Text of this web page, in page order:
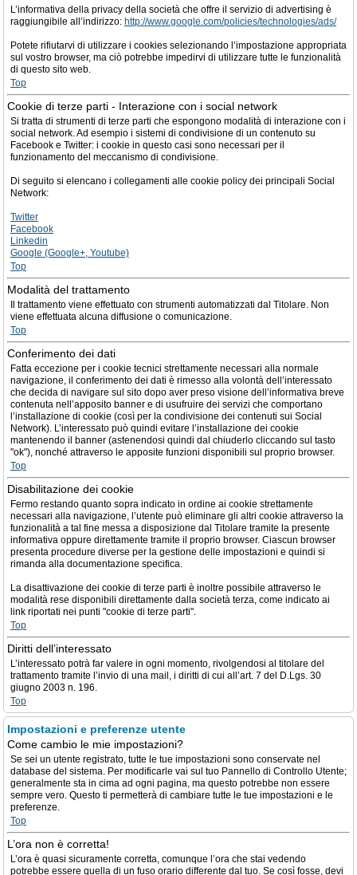
L’informativa della privacy della società che offre il servizio di advertising è
raggiungibile all’indirizzo: http://www.google.com/policies/technologies/ads/
Potete rifiutarvi di utilizzare i cookies selezionando l’impostazione appropriata
sul vostro browser, ma ciò potrebbe impedirvi di utilizzare tutte le funzionalità
di questo sito web.
Top
Cookie di terze parti - Interazione con i social network
Si tratta di strumenti di terze parti che espongono modalità di interazione con i
social network. Ad esempio i sistemi di condivisione di un contenuto su
Facebook e Twitter: i cookie in questo casi sono necessari per il
funzionamento del meccanismo di condivisione.
Di seguito si elencano i collegamenti alle cookie policy dei principali Social
Network:
Twitter
Facebook
Linkedin
Google (Google+, Youtube)
Top
Modalità del trattamento
Il trattamento viene effettuato con strumenti automatizzati dal Titolare. Non
viene effettuata alcuna diffusione o comunicazione.
Top
Conferimento dei dati
Fatta eccezione per i cookie tecnici strettamente necessari alla normale
navigazione, il conferimento dei dati è rimesso alla volontà dell’interessato
che decida di navigare sul sito dopo aver preso visione dell’informativa breve
contenuta nell’apposito banner e di usufruire dei servizi che comportano
l’installazione di cookie (così per la condivisione dei contenuti sui Social
Network). L’interessato può quindi evitare l’installazione dei cookie
mantenendo il banner (astenendosi quindi dal chiuderlo cliccando sul tasto
"ok"), nonché attraverso le apposite funzioni disponibili sul proprio browser.
Top
Disabilitazione dei cookie
Fermo restando quanto sopra indicato in ordine ai cookie strettamente
necessari alla navigazione, l’utente può eliminare gli altri cookie attraverso la
funzionalità a tal fine messa a disposizione dal Titolare tramite la presente
informativa oppure direttamente tramite il proprio browser. Ciascun browser
presenta procedure diverse per la gestione delle impostazioni e quindi si
rimanda alla documentazione specifica.
La disattivazione dei cookie di terze parti è inoltre possibile attraverso le
modalità rese disponibili direttamente dalla società terza, come indicato ai
link riportati nei punti "cookie di terze parti".
Top
Diritti dell’interessato
L’interessato potrà far valere in ogni momento, rivolgendosi al titolare del
trattamento tramite l’invio di una mail, i diritti di cui all’art. 7 del D.Lgs. 30
giugno 2003 n. 196.
Top
Impostazioni e preferenze utente
Come cambio le mie impostazioni?
Se sei un utente registrato, tutte le tue impostazioni sono conservate nel
database del sistema. Per modificarle vai sul tuo Pannello di Controllo Utente;
generalmente sta in cima ad ogni pagina, ma questo potrebbe non essere
sempre vero. Questo ti permetterà di cambiare tutte le tue impostazioni e le
preferenze.
Top
L’ora non è corretta!
L’ora è quasi sicuramente corretta, comunque l’ora che stai vedendo
potrebbe essere quella di un fuso orario differente dal tuo. Se così fosse, devi